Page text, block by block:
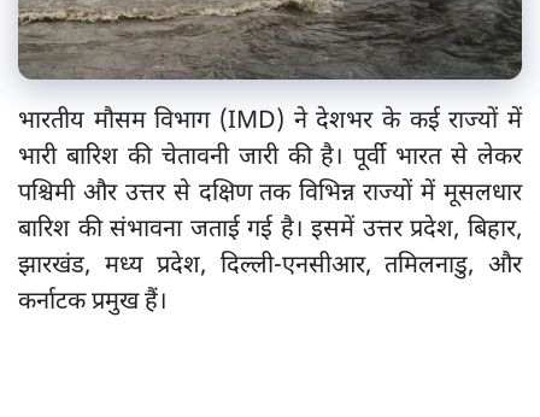
भारतीय मौसम विभाग (IMD) ने देशभर के कई राज्यों में
भारी बारिश की चेतावनी जारी की है। पूर्वी भारत से लेकर
पश्चिमी और उत्तर से दक्षिण तक विभिन्न राज्यों में मूसलधार
बारिश की संभावना जताई गई है। इसमें उत्तर प्रदेश, बिहार,
झारखंड, मध्य प्रदेश, दिल्ली-एनसीआर, तमिलनाडु, और
कर्नाटक प्रमुख हैं।